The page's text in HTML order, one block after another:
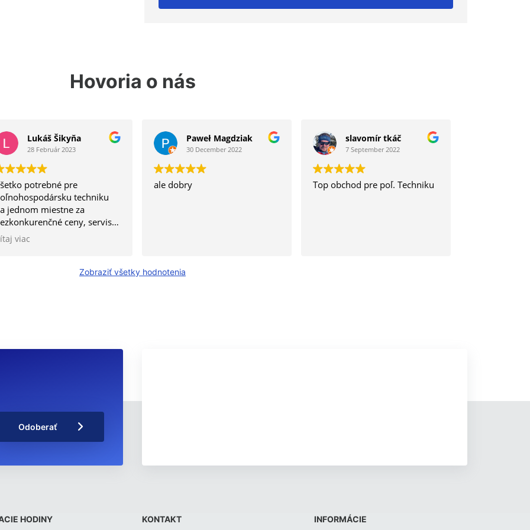
Hovoria o nás
Lukáš Šikyňa
28 Február 2023
potrebné pre
techniku
jednom miestne za
ceny, servis
a ochota, jeden z
mála čo ide na kvalitu a nie na
viac
Paweł Magdziak
30 December 2022
ale dobry
slavomír tkáč
7 September 2022
Top obchod pre poľ. Techniku
Zobraziť všetky hodnotenia
Odoberať
HODINY KONTAKT INFORMÁCIE